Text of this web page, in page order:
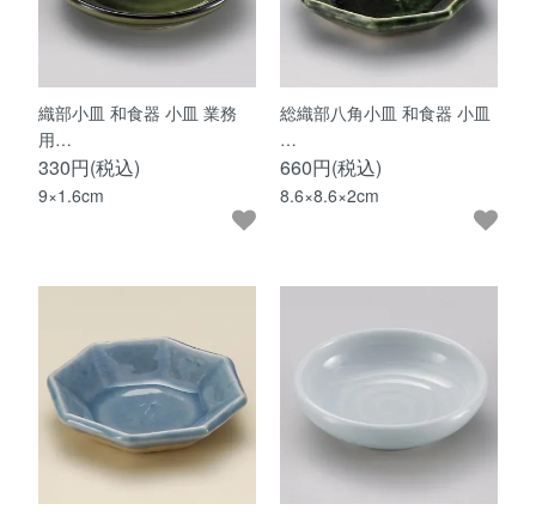
織部小皿 和食器 小皿 業務
用…
330円(税込)
9×1.6cm
総織部八角小皿 和食器 小皿
…
660円(税込)
8.6×8.6×2cm